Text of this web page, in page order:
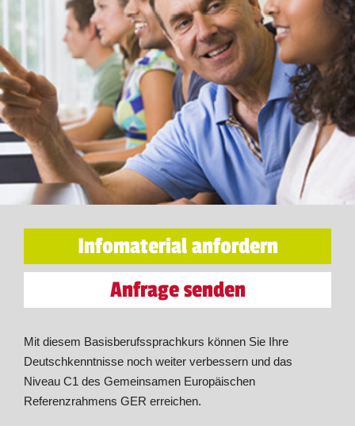
Infomaterial anfordern
Anfrage senden
Mit diesem Basisberufssprachkurs können Sie Ihre
Deutschkenntnisse noch weiter verbessern und das
Niveau C1 des Gemeinsamen Europäischen
Referenzrahmens GER erreichen.